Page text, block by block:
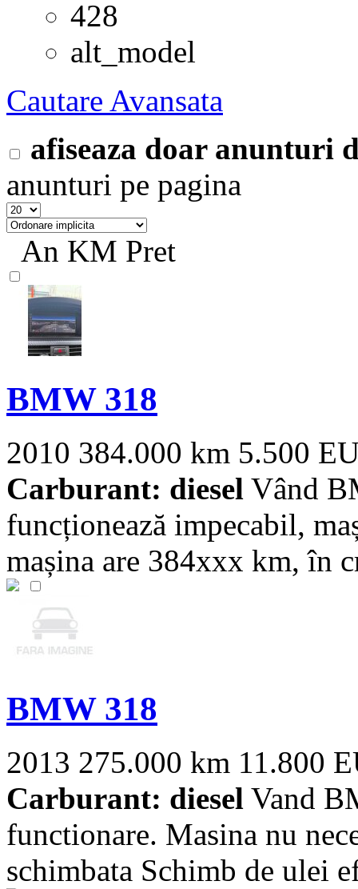
428
alt_model
Cautare Avansata
afiseaza doar anunturi
anunturi pe pagina
An KM Pret
BMW 318
2010 384.000 km 5.500
Carburant: diesel Vând
funcționează impecabil,
mașina are 384xxx km, în
BMW 318
2013 275.000 km 11.800
Carburant: diesel Vand
functionare. Masina nu
schimbata Schimb de ulei